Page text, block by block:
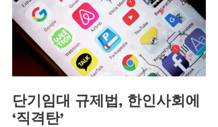
단기임대 규제법, 한인사회에
‘직격탄’